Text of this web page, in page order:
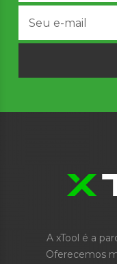
A xTool é a
Oferecemos